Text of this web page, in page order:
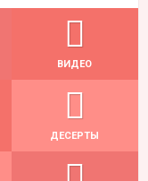
ВИДЕО
ДЕСЕРТЫ